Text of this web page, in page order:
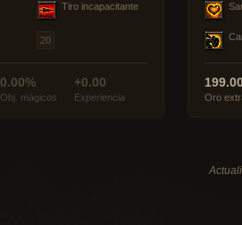
Tiro incapacitante
0.00%
Obj. mágicos
+0.00
Experiencia Oro